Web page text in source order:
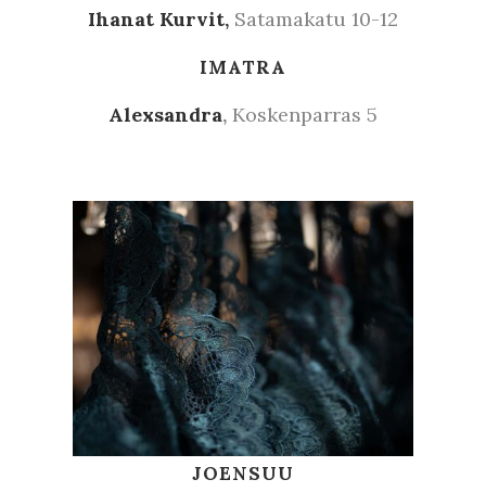
Ihanat Kurvit, Satamakatu 10-12
IMATRA
Alexsandra, Koskenparras 5
JOENSUU